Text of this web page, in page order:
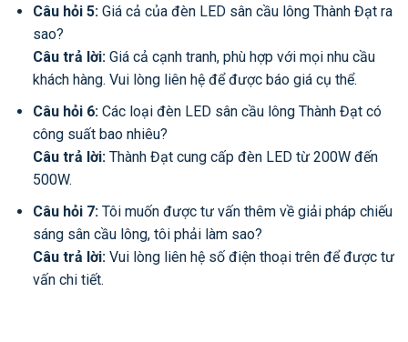
Câu hỏi 5:Giá cả của đèn LED sân cầu lông Thành Đạt ra
sao?
Câu trả lời:Giá cả cạnh tranh, phù hợp với mọi nhu cầu
khách hàng. Vui lòng liên hệ để được báo giá cụ thể.
Câu hỏi 6:Các loại đèn LED sân cầu lông Thành Đạt có
công suất bao nhiêu?
Câu trả lời:Thành Đạt cung cấp đèn LED từ 200W đến
500W.
Câu hỏi 7:Tôi muốn được tư vấn thêm về giải pháp chiếu
sáng sân cầu lông, tôi phải làm sao?
Câu trả lời:Vui lòng liên hệ số điện thoại trên để được tư
vấn chi tiết.